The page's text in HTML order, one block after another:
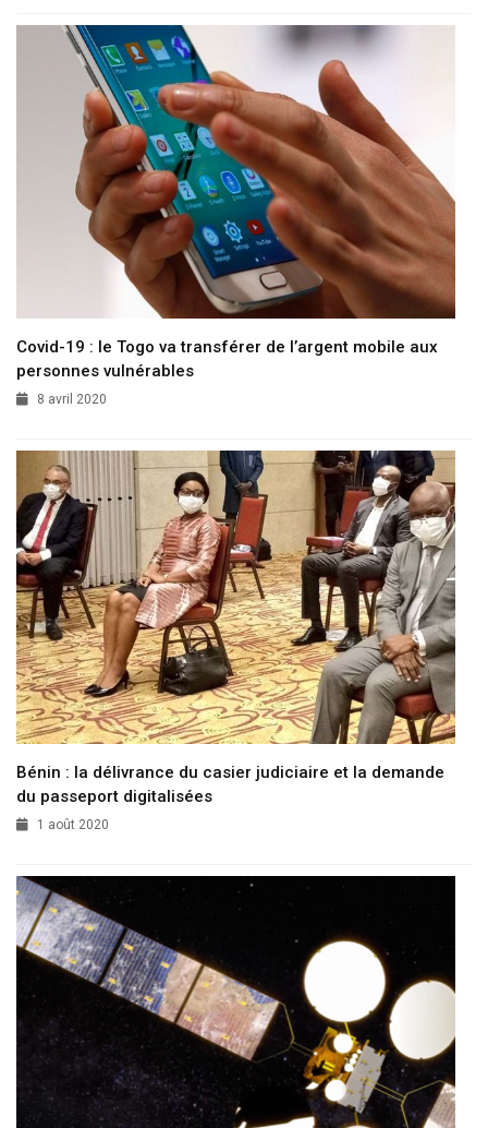
Covid-19 : le Togo va transférer de l’argent mobile aux
personnes vulnérables
8 avril 2020
Bénin : la délivrance du casier judiciaire et la demande
du passeport digitalisées
1 août 2020